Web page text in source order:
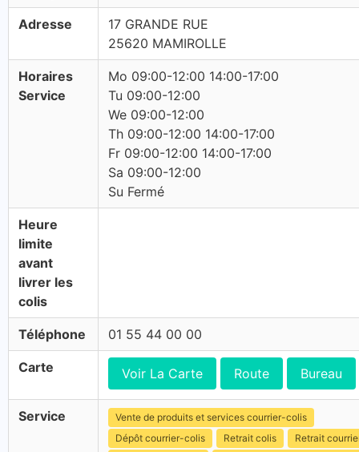
Adresse
17 GRANDE RUE
25620 MAMIROLLE
Horaires
Service
Mo 09:00-12:00 14:00-17:00
Tu 09:00-12:00
We 09:00-12:00
Th 09:00-12:00 14:00-17:00
Fr 09:00-12:00 14:00-17:00
Sa 09:00-12:00
Su Fermé
Heure
limite
avant
livrer les
colis
Téléphone 01 55 44 00 00
Carte Voir La Carte Route Bureau
Service
Vente de produits et services courrier-colis
Dépôt courrier-colis
Retrait colis
Retrait